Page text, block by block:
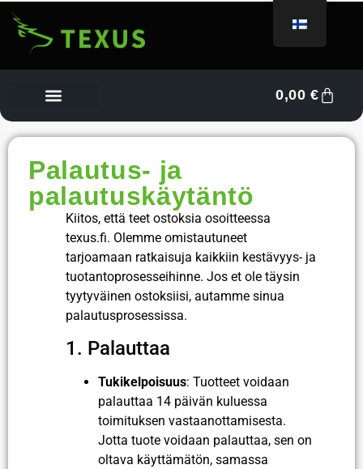
0,00€
Palautus- ja
palautuskäytäntö
Kiitos, että teet ostoksia osoitteessa
texus.fi. Olemme omistautuneet
tarjoamaan ratkaisuja kaikkiin kestävyys- ja
tuotantoprosesseihinne. Jos et ole täysin
tyytyväinen ostoksiisi, autamme sinua
palautusprosessissa.
1. Palauttaa
Tukikelpoisuus: Tuotteet voidaan
palauttaa 14 päivän kuluessa
toimituksen vastaanottamisesta.
Jotta tuote voidaan palauttaa, sen on
oltava käyttämätön, samassa